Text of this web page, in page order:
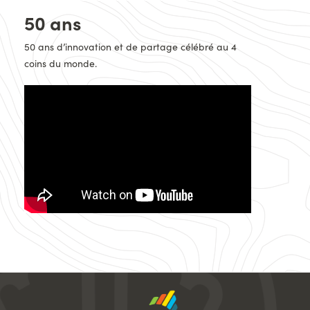
Titre
50 ans
Description
50 ans d’innovation et de partage célébré au 4
coins du monde.